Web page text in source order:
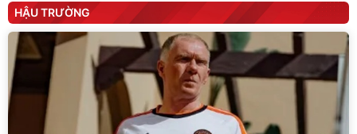
HẬU TRƯỜNG